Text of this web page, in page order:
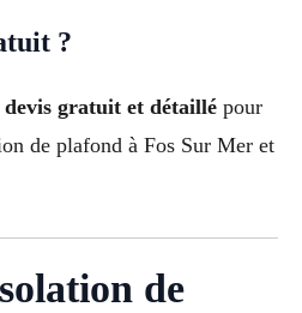
?
devis gratuit et détaillé pour
de plafond à Fos Sur Mer et
de